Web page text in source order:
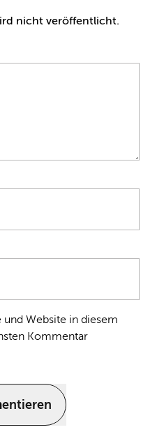
nicht veröffentlicht.
Website in diesem
Kommentar